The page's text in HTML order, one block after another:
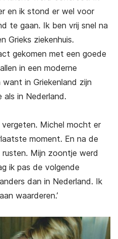
en ik stond er wel voor
te gaan. Ik ben vrij snel na
Grieks ziekenhuis.
gekomen met een goede
in een moderne
in Griekenland zijn
in Nederland.
Michel mocht er
moment. En na de
Mijn zoontje werd
ik pas de volgende
dan in Nederland. Ik
waarderen.’